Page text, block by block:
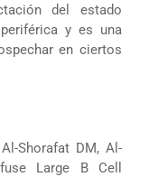
del estado
y es una
en ciertos
Shorafat DM, Al-
Large B Cell